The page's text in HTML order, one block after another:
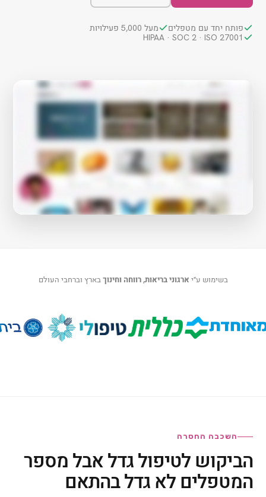
פותח יחד עם מטפלים
מעל 5,000 פעילויות
HIPAA · SOC 2 · ISO 27001
בשימוש ע״י ארגוני בריאות, רווחה וחינוךבארץ וברחבי העולם
השכבה החסרה
הביקוש לטיפול גדל אבל מספר
המטפלים לא גדל בהתאם